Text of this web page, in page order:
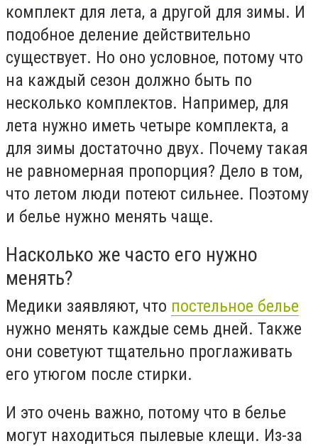
комплект для лета, а другой для зимы. И
подобное деление действительно
существует. Но оно условное, потому что
на каждый сезон должно быть по
несколько комплектов. Например, для
лета нужно иметь четыре комплекта, а
для зимы достаточно двух. Почему такая
не равномерная пропорция? Дело в том,
что летом люди потеют сильнее. Поэтому
и белье нужно менять чаще.
Насколько же часто его нужно
менять?
Медики заявляют, что постельное белье
нужно менять каждые семь дней. Также
они советуют тщательно проглаживать
его утюгом после стирки.
И это очень важно, потому что в белье
могут находиться пылевые клещи. Из-за